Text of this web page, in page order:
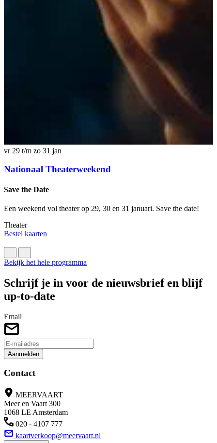
vr 29 t/m zo 31 jan
Nationaal Theaterweekend
Save the Date
Een weekend vol theater op 29, 30 en 31 januari. Save the date!
Theater
Bestel kaarten
Bekijk het hele programma
Schrijf je in voor de nieuwsbrief en blijf
up-to-date
Email
Aanmelden
Contact
MEERVAART
Meer en Vaart 300
1068 LE Amsterdam
020 - 4107 777
kaartverkoop@meervaart.nl